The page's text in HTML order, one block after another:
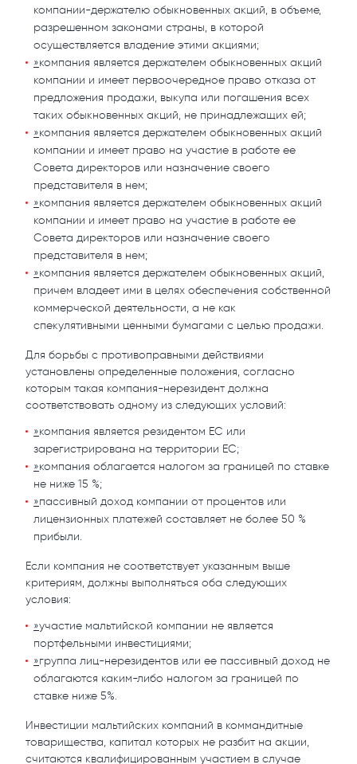
компании-держателю обыкновенных акций, в объеме,
разрешенном законами страны, в которой
осуществляется владение этими акциями;
»компания является держателем обыкновенных акций
компании и имеет первоочередное право отказа от
предложения продажи, выкупа или погашения всех
таких обыкновенных акций, не принадлежащих ей;
»компания является держателем обыкновенных акций
компании и имеет право на участие в работе ее
Совета директоров или назначение своего
представителя в нем;
»компания является держателем обыкновенных акций
компании и имеет право на участие в работе ее
Совета директоров или назначение своего
представителя в нем;
»компания является держателем обыкновенных акций,
причем владеет ими в целях обеспечения собственной
коммерческой деятельности, а не как
спекулятивными ценными бумагами с целью продажи.
Для борьбы с противоправными действиями
установлены определенные положения, согласно
которым такая компания-нерезидент должна
соответствовать одному из следующих условий:
»компания является резидентом ЕС или
зарегистрирована на территории ЕС;
»компания облагается налогом за границей по ставке
не ниже 15 %;
»пассивный доход компании от процентов или
лицензионных платежей составляет не более 50 %
прибыли.
Если компания не соответствует указанным выше
критериям, должны выполняться оба следующих
условия:
»участие мальтийской компании не является
портфельными инвестициями;
»группа лиц-нерезидентов или ее пассивный доход не
облагаются каким-либо налогом за границей по
ставке ниже 5%.
Инвестиции мальтийских компаний в коммандитные
товарищества, капитал которых не разбит на акции,
считаются квалифицированным участием в случае